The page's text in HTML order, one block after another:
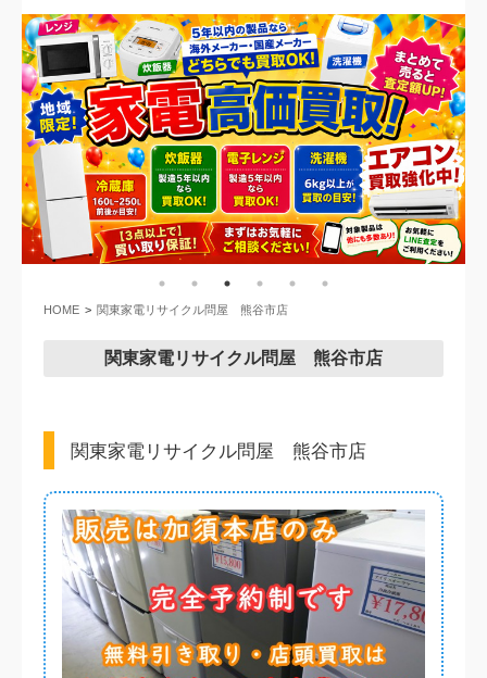
HOME 関東家電リサイクル問屋 熊谷市店
関東家電リサイクル問屋 熊谷市店
関東家電リサイクル問屋 熊谷市店